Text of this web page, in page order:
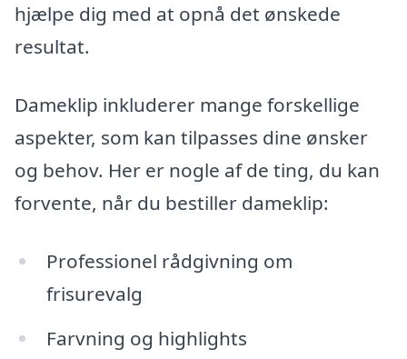
hjælpe dig med at opnå det ønskede
resultat.
Dameklip inkluderer mange forskellige
aspekter, som kan tilpasses dine ønsker
og behov. Her er nogle af de ting, du kan
forvente, når du bestiller dameklip:
Professionel rådgivning om
frisurevalg
Farvning og highlights